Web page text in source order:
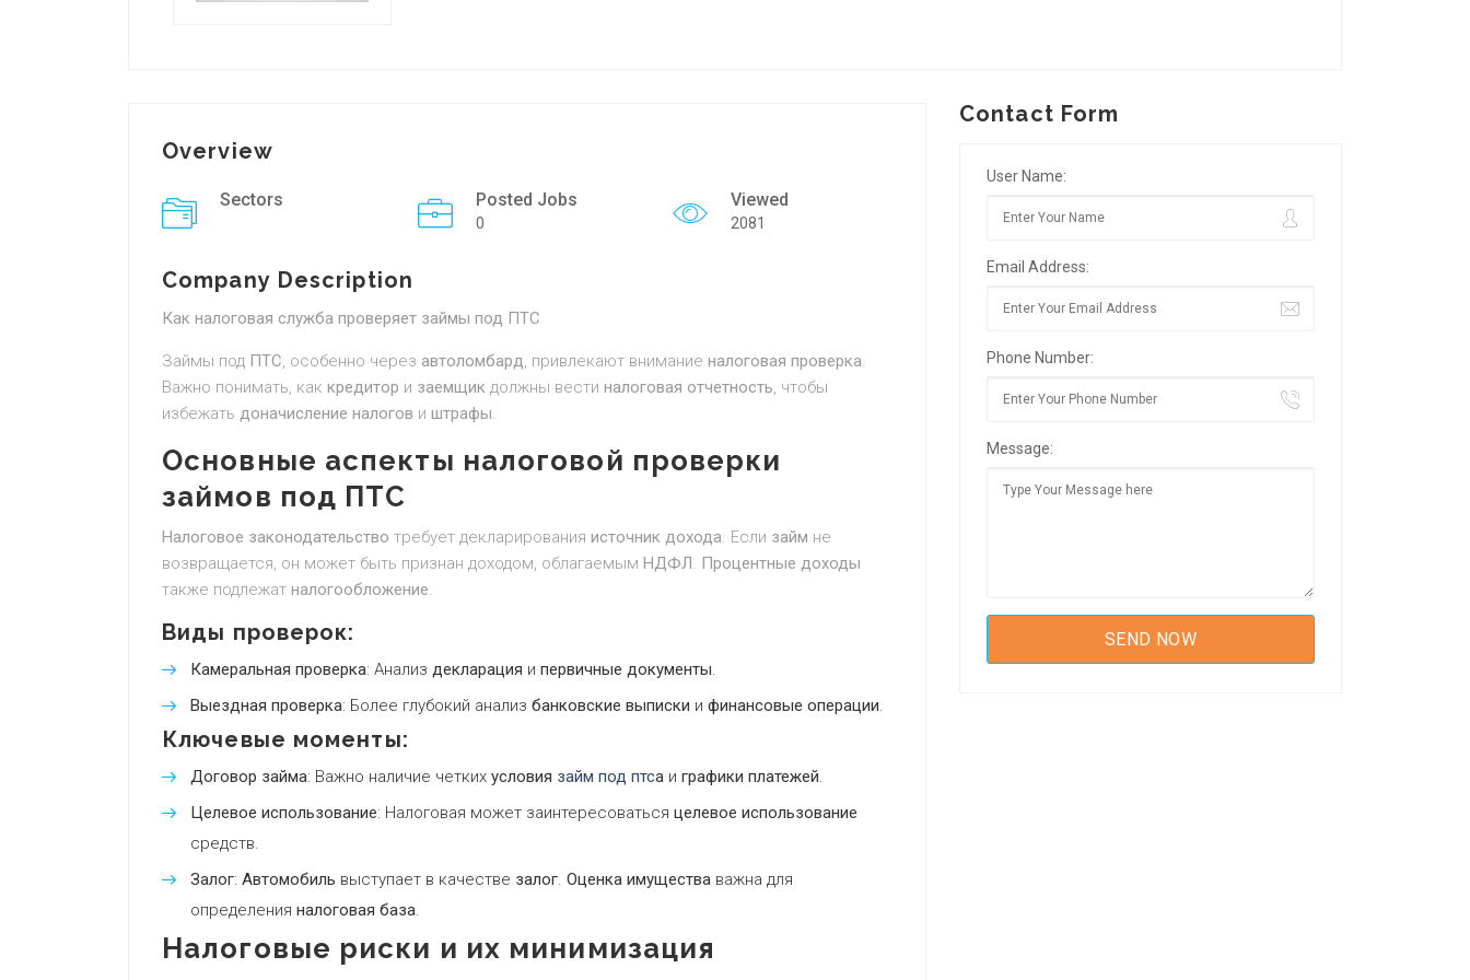
Overview
Sectors Posted Jobs
0
Viewed
2081
Company Description
Как налоговая служба проверяет займы под ПТС
Займы под ПТС, особенно через автоломбард, привлекают внимание налоговая проверка.
Важно понимать, как кредитор и заемщик должны вести налоговая отчетность, чтобы
избежать доначисление налогов и штрафы.
Основные аспекты налоговой проверки
займов под ПТС
Налоговое законодательство требует декларирования источник дохода. Если займ не
возвращается, он может быть признан доходом, облагаемым НДФЛ. Процентные доходы
также подлежат налогообложение.
Виды проверок:
Камеральная проверка: Анализ декларация и первичные документы.
Выездная проверка: Более глубокий анализ банковские выписки и финансовые операции.
Ключевые моменты:
Договор займа: Важно наличие четких условия займ под птса и графики платежей.
Целевое использование: Налоговая может заинтересоваться целевое использование
средств.
Залог: Автомобиль выступает в качестве залог. Оценка имущества важна для
определения налоговая база.
Налоговые риски и их минимизация
Contact Form
User Name:
Email Address:
Phone Number:
Message: